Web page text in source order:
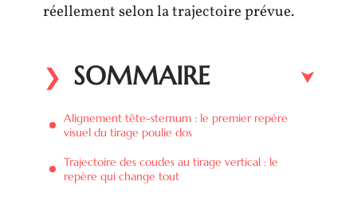
réellement selon la trajectoire prévue.
SOMMAIRE
Alignement tête-sternum : le premier repère
visuel du tirage poulie dos
Trajectoire des coudes au tirage vertical : le
repère qui change tout